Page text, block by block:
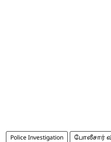
Police Investigation போலீசார்